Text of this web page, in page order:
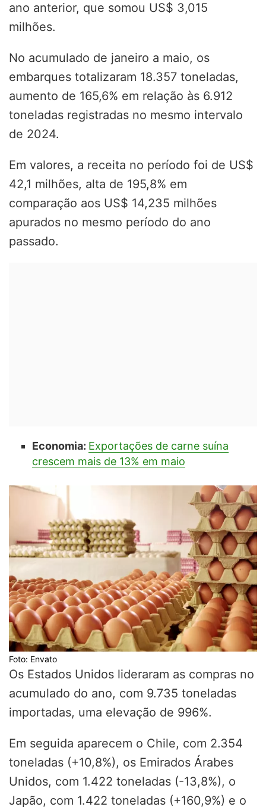
ano anterior, que somou US$ 3,015
milhões.
No acumulado de janeiro a maio, os
embarques totalizaram 18.357 toneladas,
aumento de 165,6% em relação às 6.912
toneladas registradas no mesmo intervalo
de 2024.
Em valores, a receita no período foi de US$
42,1 milhões, alta de 195,8% em
comparação aos US$ 14,235 milhões
apurados no mesmo período do ano
passado.
Economia: Exportações de carne suína
crescem mais de 13% em maio
Foto: Envato
Os Estados Unidos lideraram as compras no
acumulado do ano, com 9.735 toneladas
importadas, uma elevação de 996%.
Em seguida aparecem o Chile, com 2.354
toneladas (+10,8%), os Emirados Árabes
Unidos, com 1.422 toneladas (-13,8%), o
Japão, com 1.422 toneladas (+160,9%) e o